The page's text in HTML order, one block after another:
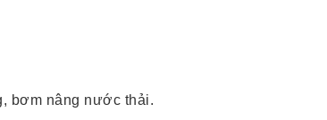
bơm nâng nước thải.